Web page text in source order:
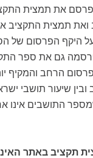
את תמצית
תמצית התקציב
1 מוצג המידע על היקף
גם את ספר
הרחב והמקיף
שיעור תושבי
התושבים אינו
תקציב באתר